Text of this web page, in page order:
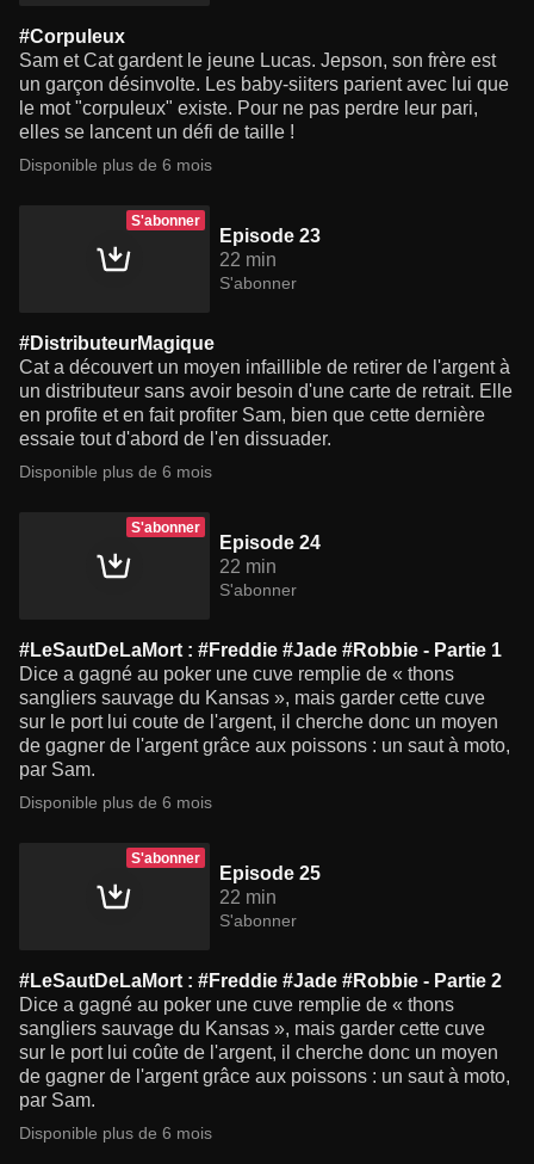
#Corpuleux
Sam et Cat gardent le jeune Lucas. Jepson, son frère est
un garçon désinvolte. Les baby-siiters parient avec lui que
le mot "corpuleux" existe. Pour ne pas perdre leur pari,
elles se lancent un défi de taille !
Disponible plus de 6 mois
S'abonner
Episode 23
22 min
S'abonner
#DistributeurMagique
Cat a découvert un moyen infaillible de retirer de l'argent à
un distributeur sans avoir besoin d'une carte de retrait. Elle
en profite et en fait profiter Sam, bien que cette dernière
essaie tout d'abord de l'en dissuader.
Disponible plus de 6 mois
S'abonner
Episode 24
22 min
S'abonner
#LeSautDeLaMort : #Freddie #Jade #Robbie - Partie 1
Dice a gagné au poker une cuve remplie de « thons
sangliers sauvage du Kansas », mais garder cette cuve
sur le port lui coute de l'argent, il cherche donc un moyen
de gagner de l'argent grâce aux poissons : un saut à moto,
par Sam.
Disponible plus de 6 mois
S'abonner
Episode 25
22 min
S'abonner
#LeSautDeLaMort : #Freddie #Jade #Robbie - Partie 2
Dice a gagné au poker une cuve remplie de « thons
sangliers sauvage du Kansas », mais garder cette cuve
sur le port lui coûte de l'argent, il cherche donc un moyen
de gagner de l'argent grâce aux poissons : un saut à moto,
par Sam.
Disponible plus de 6 mois